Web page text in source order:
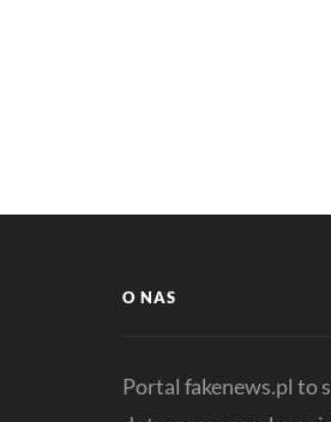
O NAS
Portal fakenews.pl to